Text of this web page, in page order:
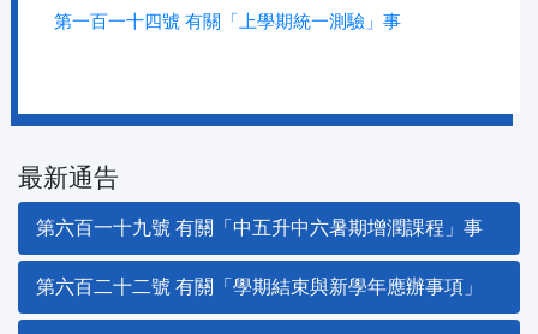
第一百一十四號 有關「上學期統一測驗」事
最新通告
第六百一十九號 有關「中五升中六暑期增潤課程」事
第六百二十二號 有關「學期結束與新學年應辦事項」